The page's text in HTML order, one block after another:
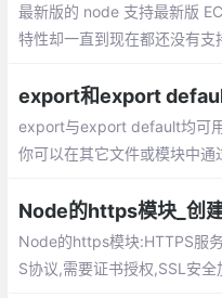
最新版的 node 支持最新版
特性却一直到现在都还没有
的，包括 node 项目
export和export
export与export default均可
你可以在其它文件或模块中
Node的https模块:HTTPS服
S协议,需要证书授权,SSL安全